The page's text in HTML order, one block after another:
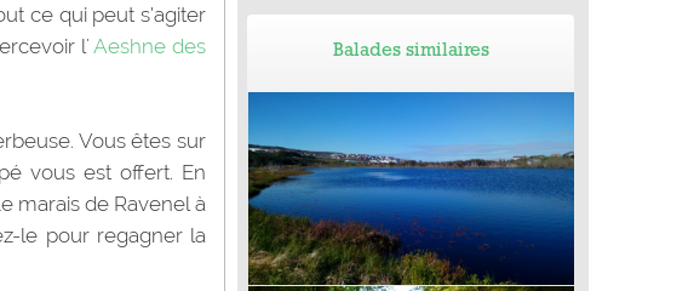
ce qui peut s’agiter
l'Aeshne des
Vous êtes sur
vous est offert. En
marais de Ravenel à
le pour regagner la
Balades similaires